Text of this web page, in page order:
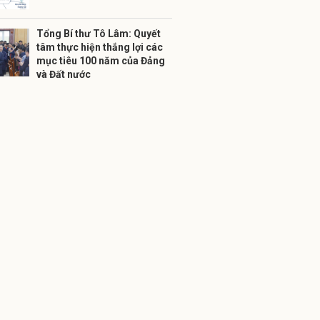
Tổng Bí thư Tô Lâm: Quyết
tâm thực hiện thắng lợi các
mục tiêu 100 năm của Đảng
và Đất nước